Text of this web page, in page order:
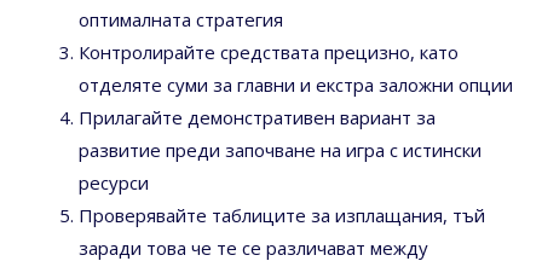
оптималната стратегия
Контролирайте средствата прецизно, като
отделяте суми за главни и екстра заложни опции
Прилагайте демонстративен вариант за
развитие преди започване на игра с истински
ресурси
Проверявайте таблиците за изплащания, тъй
заради това че те се различават между